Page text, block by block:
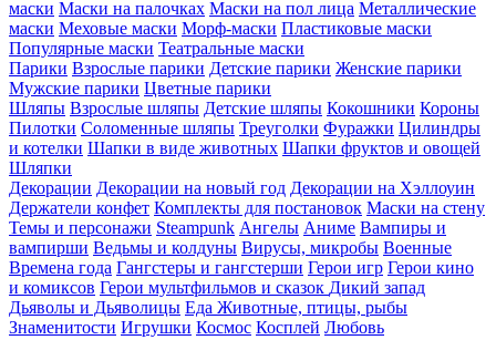
маски Маски на палочках Маски на пол лица Металлические
маски Меховые маски Морф-маски Пластиковые маски
Популярные маски Театральные маски
Парики Взрослые парики Детские парики Женские парики
Мужские парики Цветные парики
Шляпы Взрослые шляпы Детские шляпы Кокошники Короны
Пилотки Соломенные шляпы Треуголки Фуражки Цилиндры
и котелки Шапки в виде животных Шапки фруктов и овощей
Шляпки
Декорации Декорации на новый год Декорации на Хэллоуин
Держатели конфет Комплекты для постановок Маски на стену
Темы и персонажи Steampunk Ангелы Аниме Вампиры и
вампирши Ведьмы и колдуны Вирусы, микробы Военные
Времена года Гангстеры и гангстерши Герои игр Герои кино
и комиксов Герои мультфильмов и сказок Дикий запад
Дьяволы и Дьяволицы Еда Животные, птицы, рыбы
Знаменитости Игрушки Космос Косплей Любовь